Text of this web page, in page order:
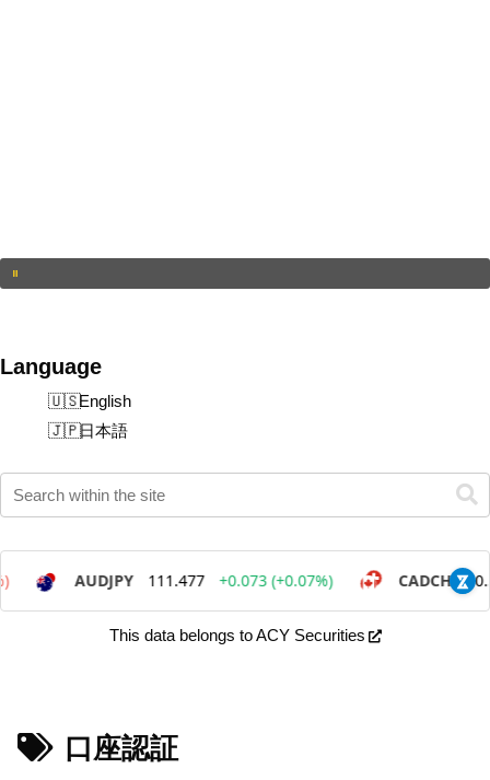
Language
English
日本語
This data belongs to ACY Securities
口座認証